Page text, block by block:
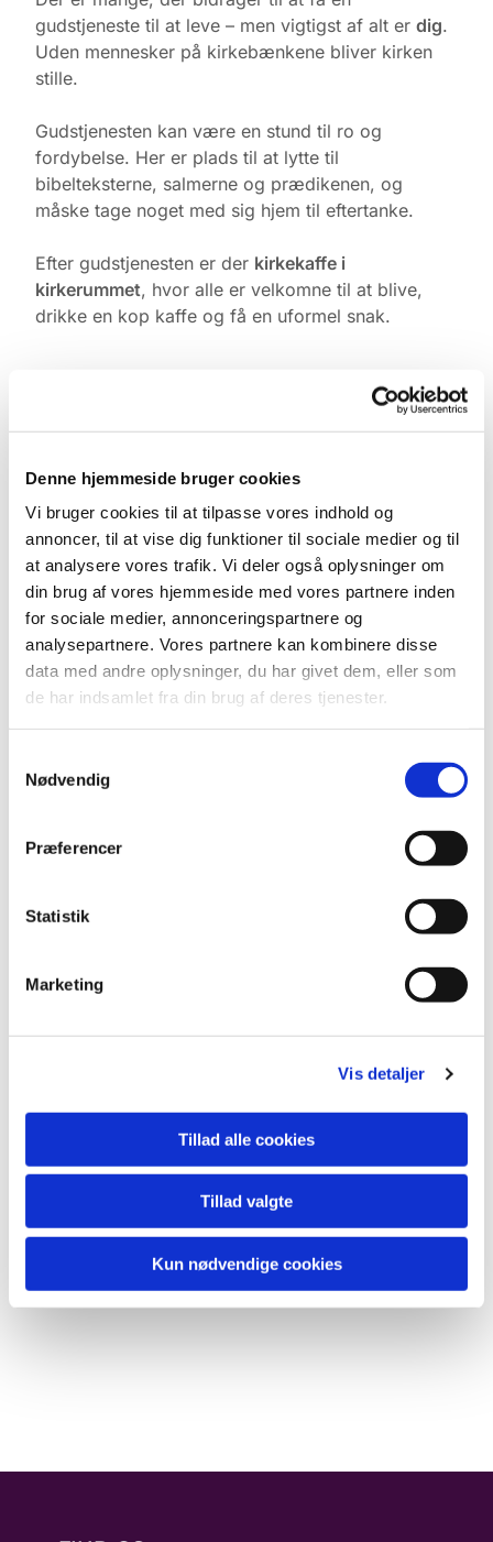
Denne hjemmeside bruger cookies
Vi bruger cookies til at tilpasse vores indhold og
annoncer, til at vise dig funktioner til sociale medier og til
at analysere vores trafik. Vi deler også oplysninger om
din brug af vores hjemmeside med vores partnere inden
for sociale medier, annonceringspartnere og
analysepartnere. Vores partnere kan kombinere disse
data med andre oplysninger, du har givet dem, eller som
de har indsamlet fra din brug af deres tjenester.
Nødvendig
Præferencer
Statistik
Marketing
Vis detaljer
Tillad alle cookies
Tillad valgte
Kun nødvendige cookies
gudstjeneste til at leve – men vigtigst af alt er dig.
Uden mennesker på kirkebænkene bliver kirken
stille.
Gudstjenesten kan være en stund til ro og
fordybelse. Her er plads til at lytte til
bibelteksterne, salmerne og prædikenen, og
måske tage noget med sig hjem til eftertanke.
Efter gudstjenesten er der kirkekaffe i
kirkerummet, hvor alle er velkomne til at blive,
drikke en kop kaffe og få en uformel snak.
Du vil måske også kunne